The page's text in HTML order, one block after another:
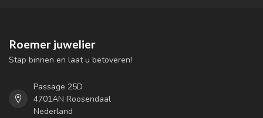
Roemer juwelier
Stap binnen en laat u betoveren!
Passage 25D
4701AN Roosendaal
Nederland